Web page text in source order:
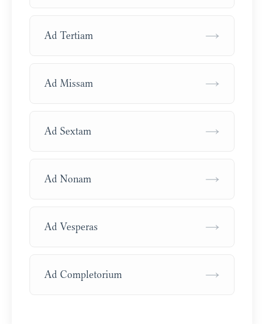
Ad Tertiam →
Ad Missam →
Ad Sextam →
Ad Nonam →
Ad Vesperas →
Ad Completorium →